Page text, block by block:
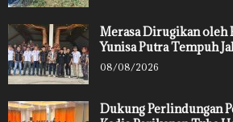
Merasa Dirugikan oleh
Yunisa Putra Tempuh
08/08/2026
Dukung Perlindungan